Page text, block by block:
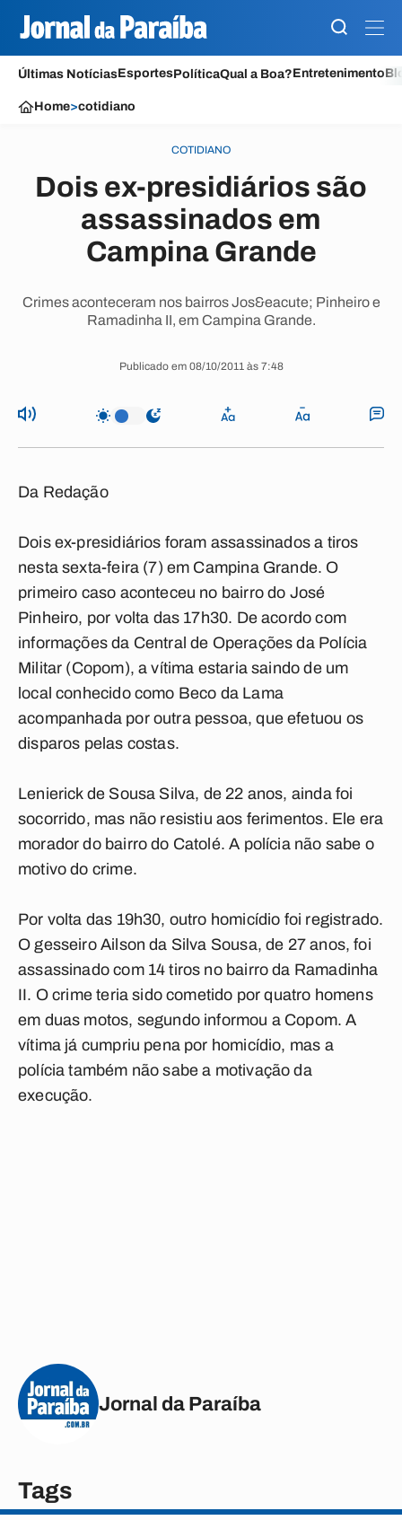
Últimas NotíciasEsportesPolíticaQual a Boa?Entretenimento
Home>cotidiano
COTIDIANO
Dois ex-presidiários são
assassinados em
Campina Grande
Crimes aconteceram nos bairros Jos&eacute; Pinheiro e
Ramadinha II, em Campina Grande.
Publicado em 08/10/2011 às 7:48
Da Redação
Dois ex-presidiários foram assassinados a tiros
nesta sexta-feira (7) em Campina Grande. O
primeiro caso aconteceu no bairro do José
Pinheiro, por volta das 17h30. De acordo com
informações da Central de Operações da Polícia
Militar (Copom), a vítima estaria saindo de um
local conhecido como Beco da Lama
acompanhada por outra pessoa, que efetuou os
disparos pelas costas.
Lenierick de Sousa Silva, de 22 anos, ainda foi
socorrido, mas não resistiu aos ferimentos. Ele era
morador do bairro do Catolé. A polícia não sabe o
motivo do crime.
Por volta das 19h30, outro homicídio foi registrado.
O gesseiro Ailson da Silva Sousa, de 27 anos, foi
assassinado com 14 tiros no bairro da Ramadinha
II. O crime teria sido cometido por quatro homens
em duas motos, segundo informou a Copom. A
vítima já cumpriu pena por homicídio, mas a
polícia também não sabe a motivação da
execução.
Jornal da Paraíba
Tags